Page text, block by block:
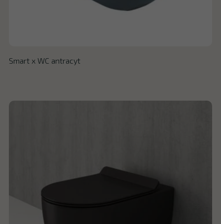
Smart x WC antracyt